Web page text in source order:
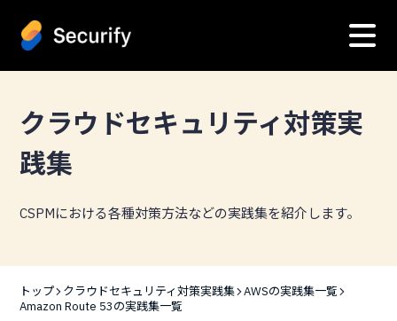
クラウドセキュリティ対策実
践集
CSPMにおける各種対策方法などの実践集を紹介します。
トップ クラウドセキュリティ対策実践集
AWSの実践集一覧
Amazon Route 53の実践集一覧